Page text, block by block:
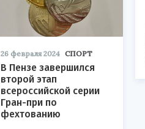
26 февраля 2024 СПОРТ
В Пензе завершился
второй этап
всероссийской серии
Гран-при по
фехтованию